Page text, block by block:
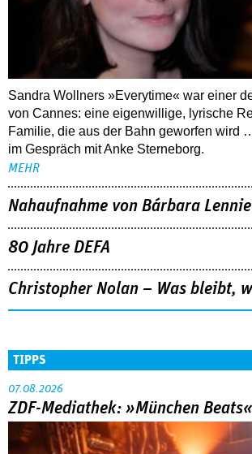
Sandra Wollners »Everytime« war einer
von Cannes: eine eigenwillige, lyrische
Familie, die aus der Bahn geworfen wird
im Gespräch mit Anke Sterneborg.
MEHR
Nahaufnahme von Bárbara Lennie
80 Jahre DEFA
Christopher Nolan – Was bleibt,
TIPPS
07.08.2026
ZDF-Mediathek: »München Beats«